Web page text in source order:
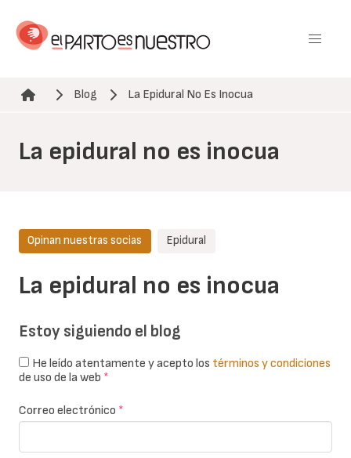
contenido
Ruta de navegación
Blog La Epidural No Es Inocua
La epidural no es inocua
La epidural no es inocua
Opinan nuestras socias Epidural
Estoy siguiendo el blog
He leído atentamente y acepto los términos y condiciones
de uso de la web *
Correo electrónico *